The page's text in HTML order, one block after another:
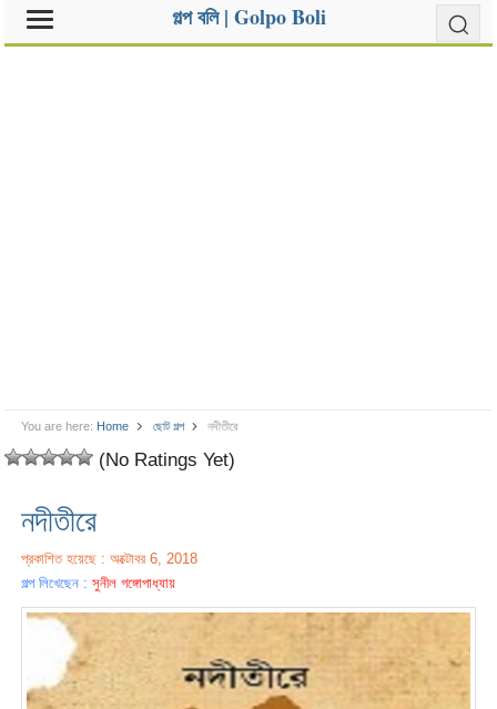
গল্প বলি | Golpo Boli
You are here: Home ছোট গল্প নদীতীরে
(No Ratings Yet)
নদীতীরে
প্রকাশিত হয়েছে : অক্টোবর 6, 2018
গল্প লিখেছেন :সুনীল গঙ্গোপাধ্যায়